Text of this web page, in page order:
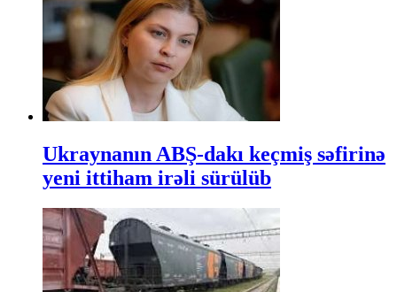
Ukraynanın ABŞ-dakı keçmiş səfirinə
yeni ittiham irəli sürülüb